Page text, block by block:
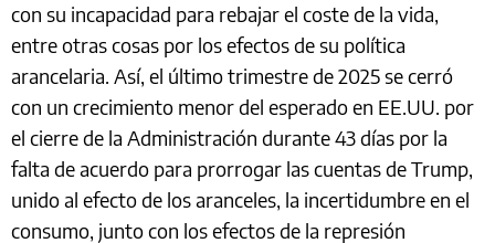
con su incapacidad para rebajar el coste de la vida,
entre otras cosas por los efectos de su política
arancelaria. Así, el último trimestre de 2025 se cerró
con un crecimiento menor del esperado en EE.UU. por
el cierre de la Administración durante 43 días por la
falta de acuerdo para prorrogar las cuentas de Trump,
unido al efecto de los aranceles, la incertidumbre en el
consumo, junto con los efectos de la represión